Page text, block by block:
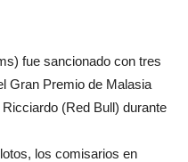
fue sancionado con tres
Gran Premio de Malasia
(Red Bull) durante
los comisarios en